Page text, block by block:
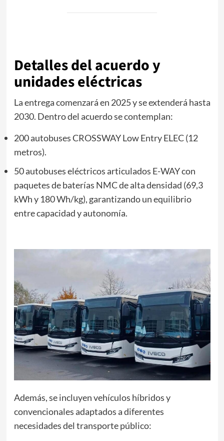
Detalles del acuerdo y
unidades eléctricas
La entrega comenzará en 2025 y se extenderá hasta
2030. Dentro del acuerdo se contemplan:
200 autobuses CROSSWAY Low Entry ELEC (12
metros).
50 autobuses eléctricos articulados E-WAY con
paquetes de baterías NMC de alta densidad (69,3
kWh y 180 Wh/kg), garantizando un equilibrio
entre capacidad y autonomía.
Además, se incluyen vehículos híbridos y
convencionales adaptados a diferentes
necesidades del transporte público: